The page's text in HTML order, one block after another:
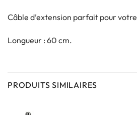
Câble d’extension parfait pour votre
Longueur : 60 cm.
PRODUITS SIMILAIRES